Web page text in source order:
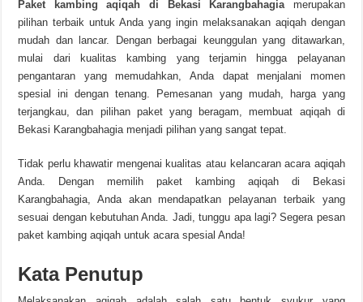
Paket kambing aqiqah di Bekasi Karangbahagiamerupakan
pilihan terbaik untuk Anda yang ingin melaksanakan aqiqah dengan
mudah dan lancar. Dengan berbagai keunggulan yang ditawarkan,
mulai dari kualitas kambing yang terjamin hingga pelayanan
pengantaran yang memudahkan, Anda dapat menjalani momen
spesial ini dengan tenang. Pemesanan yang mudah, harga yang
terjangkau, dan pilihan paket yang beragam, membuat aqiqah di
Bekasi Karangbahagia menjadi pilihan yang sangat tepat.
Tidak perlu khawatir mengenai kualitas atau kelancaran acara aqiqah
Anda. Dengan memilih paket kambing aqiqah di Bekasi
Karangbahagia, Anda akan mendapatkan pelayanan terbaik yang
sesuai dengan kebutuhan Anda. Jadi, tunggu apa lagi? Segera pesan
paket kambing aqiqah untuk acara spesial Anda!
Kata Penutup